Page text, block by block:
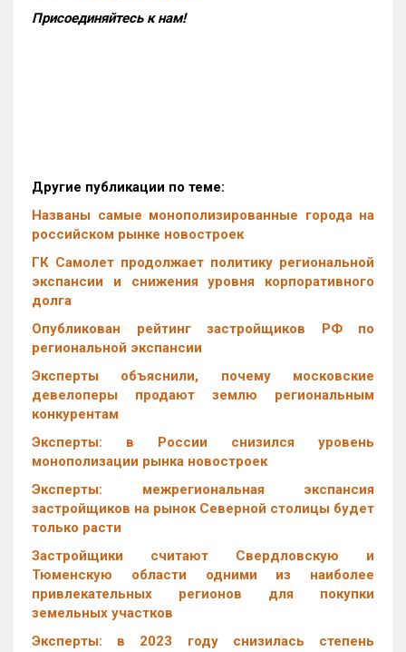
Присоединяйтесь к нам!
Другие публикации по теме:
Названы самые монополизированные города на
российском рынке новостроек
ГК Самолет продолжает политику региональной
экспансии и снижения уровня корпоративного
долга
Опубликован рейтинг застройщиков РФ по
региональной экспансии
Эксперты объяснили, почему московские
девелоперы продают землю региональным
конкурентам
Эксперты: в России снизился уровень
монополизации рынка новостроек
Эксперты: межрегиональная экспансия
застройщиков на рынок Северной столицы будет
только расти
Застройщики считают Свердловскую и
Тюменскую области одними из наиболее
привлекательных регионов для покупки
земельных участков
Эксперты: в 2023 году снизилась степень